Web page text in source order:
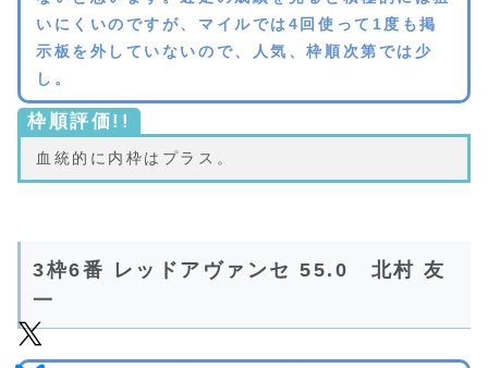
いにくいのですが、マイルでは4回使って1度も掲
示板を外していないので、人気、枠順次第では少
し。
枠順評価!!
血統的に内枠はプラス。
3枠6番 レッドアヴァンセ 55.0 北村 友
一